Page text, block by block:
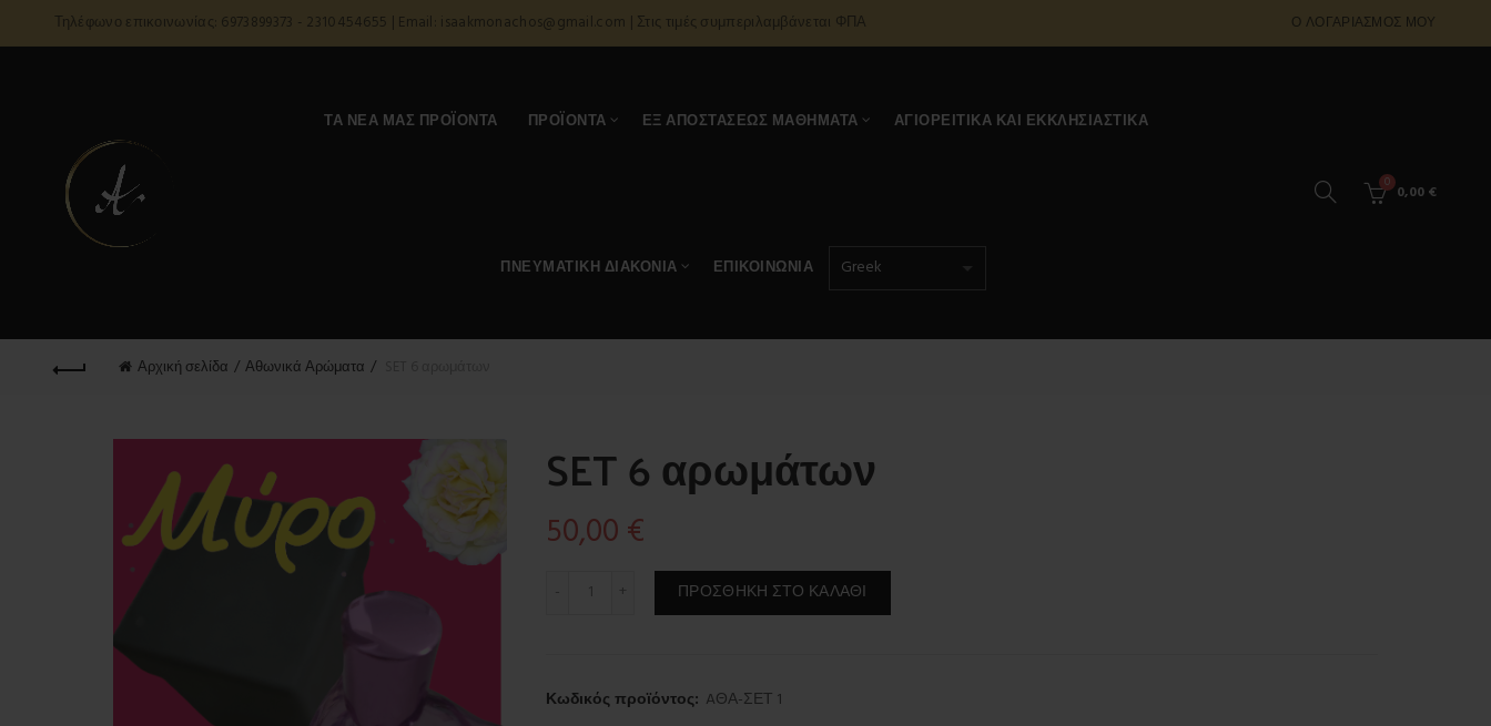
Τηλέφωνο επικοινωνίας: 6973899373 - 2310454655 | Email: isaakmonachos@gmail.com | Στις τιμές συμπεριλαμβάνεται ΦΠΑ Ο ΛΟΓΑΡΙΑΣΜΌΣ ΜΟΥ
ΤΑ ΝΈΑ ΜΑΣ ΠΡΟΪΌΝΤΑ ΠΡΟΪΌΝΤΑ ΕΞ ΑΠΟΣΤΆΣΕΩΣ ΜΑΘΉΜΑΤΑ ΑΓΙΟΡΕΊΤΙΚΑ ΚΑΙ ΕΚΚΛΗΣΙΑΣΤΙΚΆ
ΠΝΕΥΜΑΤΙΚΉ ΔΙΑΚΟΝΊΑ ΕΠΙΚΟΙΝΩΝΊΑ
0 0,00 €
Αρχική σελίδα Αθωνικά Αρώματα
SET 6 αρωμάτων
50,00 €
SET 6 αρωμάτων ποσότητα
ΠΡΟΣΘΉΚΗ ΣΤΟ ΚΑΛΆΘΙ
Κωδικός προϊόντος: AΘΑ-ΣΕΤ 1